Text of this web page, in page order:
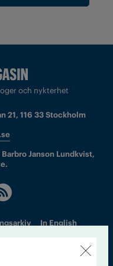
och nykterhet
21, 116 33 Stockholm
Janson Lundkvist,
In English